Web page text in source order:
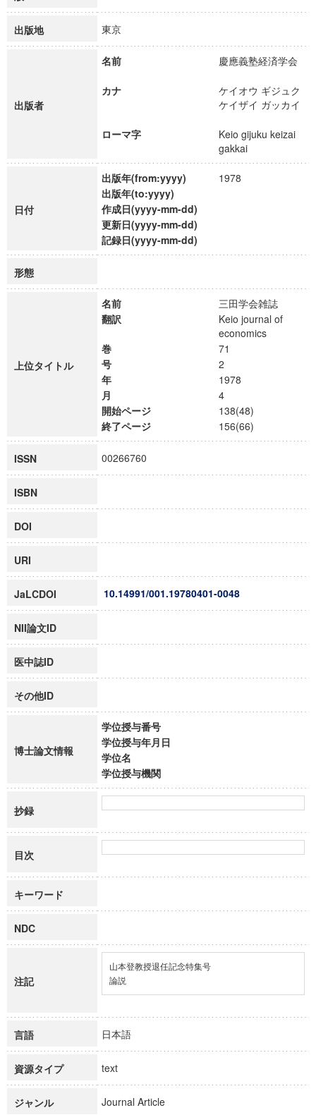
出版地 東京
出版者
名前 慶應義塾経済学会
カナ
ケイオウ ギジュク
ケイザイ ガッカイ
ローマ字
Keio gijuku keizai
gakkai
日付
出版年(from:yyyy)
1978
出版年(to:yyyy)
作成日(yyyy-mm-dd)
更新日(yyyy-mm-dd)
記録日(yyyy-mm-dd)
形態
上位タイトル
名前
三田学会雑誌
翻訳
Keio journal of
economics
巻
71
号
2
年
1978
月
4
開始ページ
138(48)
終了ページ
156(66)
ISSN 00266760
ISBN
DOI
URI
JaLCDOI 10.14991/001.19780401-0048
NII論文ID
医中誌ID
その他ID
博士論文情報
学位授与番号
学位授与年月日
学位名
学位授与機関
抄録
目次
キーワード
NDC
注記
山本登教授退任記念特集号
論説
言語 日本語
資源タイプ text
ジャンル Journal Article